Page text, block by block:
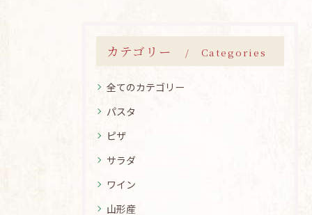
カテゴリー Categories
全てのカテゴリー
パスタ
ピザ
サラダ
ワイン
山形産